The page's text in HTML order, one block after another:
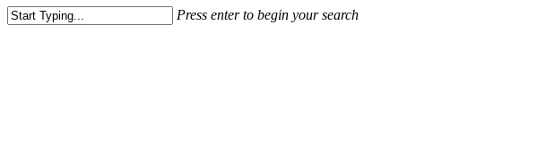
Press enter to begin your search